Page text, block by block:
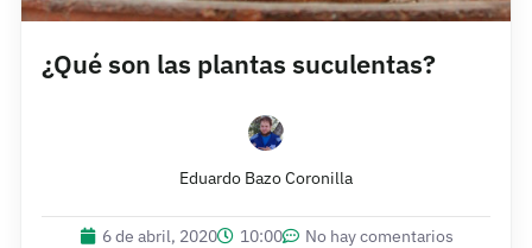
¿Qué son las plantas suculentas?
Eduardo Bazo Coronilla
6 de abril, 2020 10:00
No hay comentarios